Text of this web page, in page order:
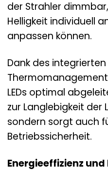
der Strahler
Helligkeit individuell
anpassen können.
Dank des integrierten
LEDs optimal
zur Langlebigkeit der
sondern sorgt auch
Betriebssicherheit.
Energieeffizienz